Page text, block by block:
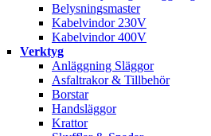
Belysningsmaster
Kabelvindor 230V
Kabelvindor 400V
Verktyg
Anläggning Släggor
Asfaltrakor & Tillbehör
Borstar
Handsläggor
Krattor